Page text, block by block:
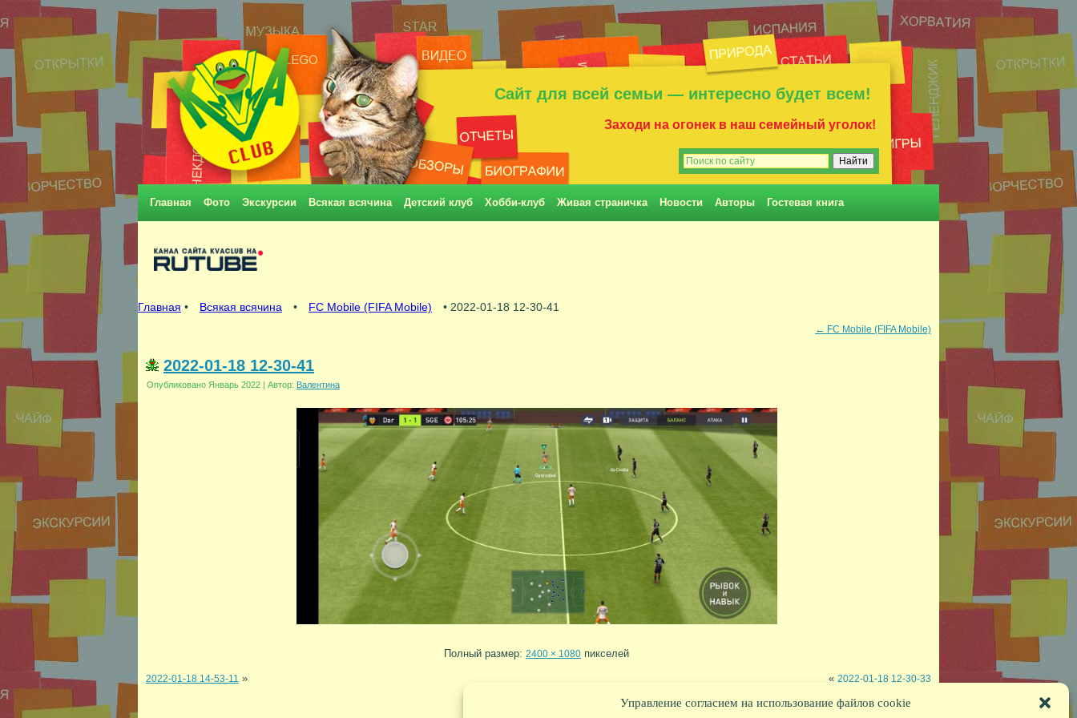
Управление согласием на использование файлов cookie
Сайт для всей семьи — интересно будет всем!
Заходи на огонек в наш семейный уголок!
Главная Фото Экскурсии Всякая всячина Детский клуб Хобби-клуб Живая страничка Новости Авторы Гостевая книга
Главная • Всякая всячина • FC Mobile (FIFA Mobile) • 2022-01-18 12-30-41
← FC Mobile (FIFA Mobile)
2022-01-18 12-30-41
Опубликовано Январь 2022 | Автор: Валентина
Полный размер: 2400 × 1080 пикселей
2022-01-18 14-53-11 » « 2022-01-18 12-30-33